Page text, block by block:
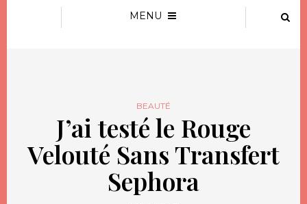
MENU
BEAUTÉ
J’ai testé le Rouge
Velouté Sans Transfert
Sephora